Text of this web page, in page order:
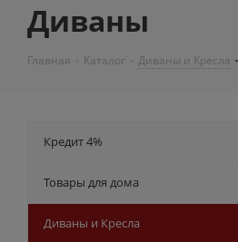
Диваны
Главная - Каталог - Диваны и Кресла
Кредит 4%
Товары для дома
Диваны и Кресла